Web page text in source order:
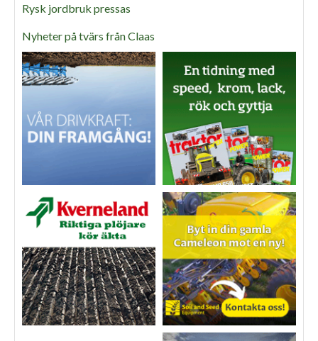
Rysk jordbruk pressas
Nyheter på tvärs från Claas